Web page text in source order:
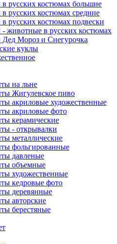
русских костюмах большие
русских костюмах средние
русских костюмах подвески
животные в русских костюмах
Мороз и Снегурочка
куклы
на льне
Жигулевское пиво
акриловые художественные
акриловые фото
керамические
- открывалки
металлические
фольгированные
давленые
объемные
художественные
кедровые фото
деревянные
авторские
берестяные